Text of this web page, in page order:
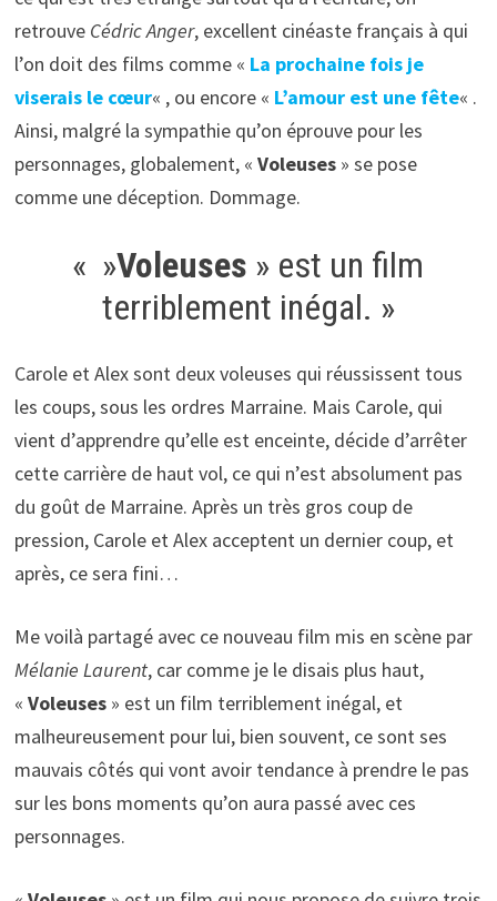
retrouve Cédric Anger, excellent cinéaste français à qui
l’on doit des films comme « La prochaine fois je
viserais le cœur« , ou encore « L’amour est une fête« .
Ainsi, malgré la sympathie qu’on éprouve pour les
personnages, globalement, « Voleuses» se pose
comme une déception. Dommage.
« »Voleuses » est un film
terriblement inégal. »
Carole et Alex sont deux voleuses qui réussissent tous
les coups, sous les ordres Marraine. Mais Carole, qui
vient d’apprendre qu’elle est enceinte, décide d’arrêter
cette carrière de haut vol, ce qui n’est absolument pas
du goût de Marraine. Après un très gros coup de
pression, Carole et Alex acceptent un dernier coup, et
après, ce sera fini…
Me voilà partagé avec ce nouveau film mis en scène par
Mélanie Laurent, car comme je le disais plus haut,
« Voleuses» est un film terriblement inégal, et
malheureusement pour lui, bien souvent, ce sont ses
mauvais côtés qui vont avoir tendance à prendre le pas
sur les bons moments qu’on aura passé avec ces
personnages.